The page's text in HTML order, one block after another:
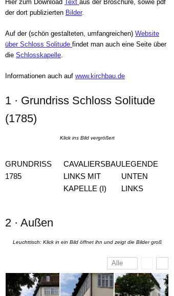
Hier zum Download Text aus der Broschüre, sowie pdf
der dort publizierten Bilder.
Auf der (schön gestalteten, umfangreichen) Website
über Schloss Solitude findet man auch eine Seite über
die Schlosskapelle.
Informationen auch auf www.kirchbau.de
1 · Grundriss Schloss Solitude
(1785)
Klick ins Bild vergrößert
GRUNDRISS
1785
CAVALIERSBAU
LINKS MIT
KAPELLE (I)
LEGENDE
UNTEN
LINKS
2 · Außen
Leuchttisch: Klick in ein Bild öffnet ihn und zeigt die Bilder groß
Alle